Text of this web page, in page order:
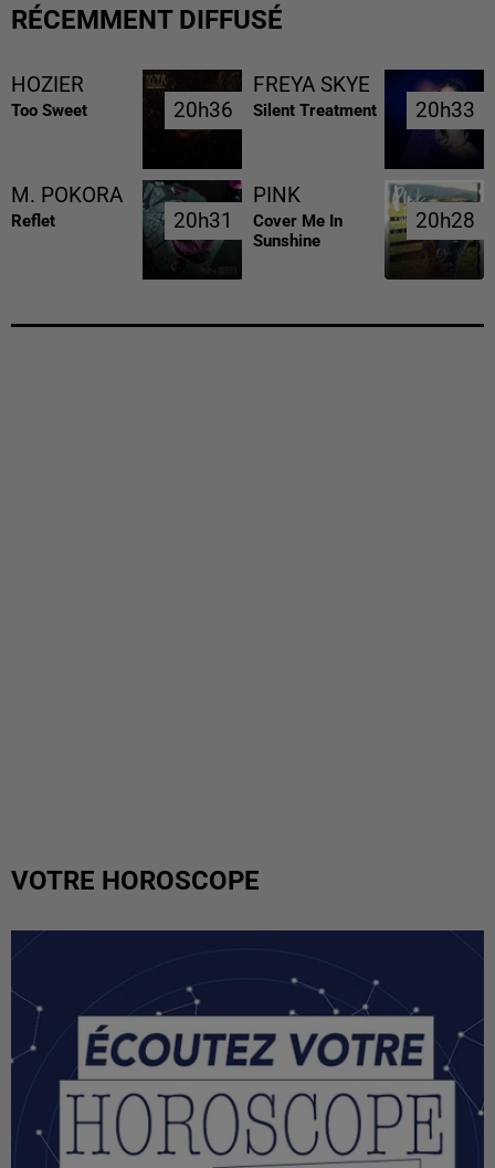
RÉCEMMENT DIFFUSÉ
HOZIER
Too Sweet 20h36
20h36
FREYA SKYE
Silent Treatment 20h33
20h33
M. POKORA
Reflet 20h31
20h31
PINK
Cover Me In
Sunshine
20h28
20h28
VOTRE HOROSCOPE